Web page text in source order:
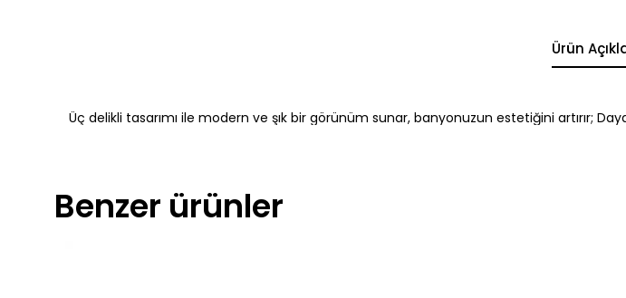
Ürün
Üç delikli tasarımı ile modern ve şık bir görünüm sunar, banyonuzun estetiğini artırır;
Benzer ürünler